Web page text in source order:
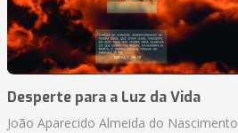
Desperte para a Luz da Vida
João Aparecido Almeida do Nascimento